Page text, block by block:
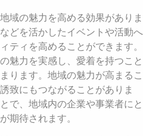
域の魅力を高める効果がありま
どを活かしたイベントや活動へ
ティを高めることができます。
魅力を実感し、愛着を持つこと
ります。地域の魅力が高まるこ
致にもつながることがありま
で、地域内の企業や事業者にと
期待されます。